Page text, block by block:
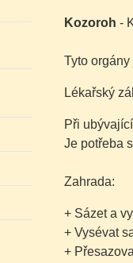
Kozoroh -
Tyto
Lékařský
Při
Je potřeba
Zahrada:
+ Sázet a
+ Vysévat
+